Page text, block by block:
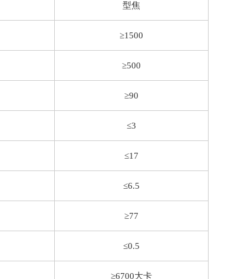
型焦
≥1500
≥500
≥90
≤3
≤17
≤6.5
≥77
≤0.5
≥6700大卡